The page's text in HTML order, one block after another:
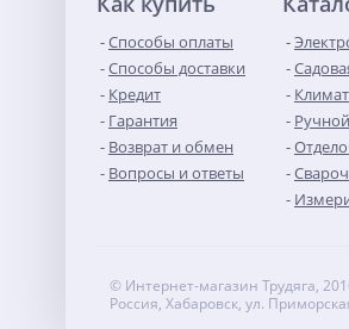
Способы оплаты
Способы доставки
Кредит
Гарантия
Возврат и обмен
Вопросы и ответы
© Интернет-магазин Трудяга,
Россия, Хабаровск, ул.